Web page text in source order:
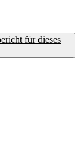
für dieses